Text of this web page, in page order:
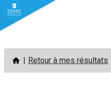
Aller
contenu
Retour à mes résultats